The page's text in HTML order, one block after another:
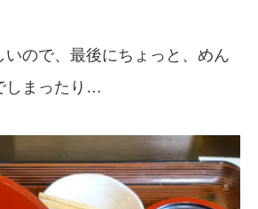
いので、最後にちょっと、めん
しまったり…